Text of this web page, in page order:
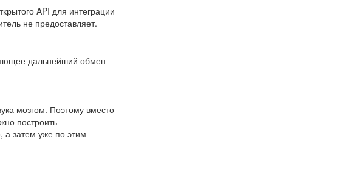
API для интеграции
не предоставляет.
дальнейший обмен
мозгом. Поэтому вместо
построить
а затем уже по этим